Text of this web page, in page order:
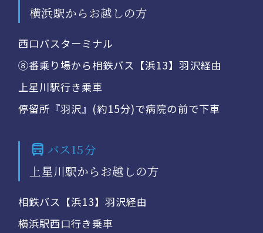
横浜駅からお越しの方
西口バスターミナル
⑧番乗り場から相鉄バス【浜13】羽沢経由
上星川駅行き乗車
停留所『羽沢』(約15分)で病院の前で下車
バス15分
上星川駅からお越しの方
相鉄バス【浜13】羽沢経由
横浜駅西口行き乗車